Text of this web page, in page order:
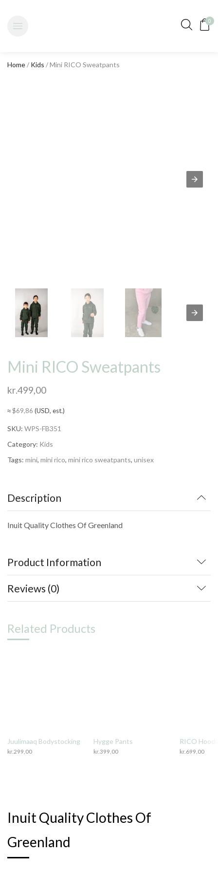
0
Home/ Kids / Mini RICO Sweatpants
Mini RICO Sweatpants
kr.499,00
≈$69,86 (USD, est.)
SKU: WPS-FB351
Category: Kids
Tags: mini, mini rico, mini rico sweatpants, unisex
Description
Inuit Quality Clothes Of Greenland
Product Information
Reviews (0)
Related Products
Juulimaaq Bodystocking
kr.299,00
Hygge Pants
kr.399,00
RICO
kr.699,00
Inuit Quality Clothes Of
Greenland